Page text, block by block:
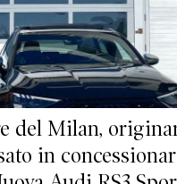
del Milan,
in